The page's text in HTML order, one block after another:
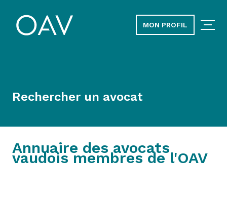
MON PROFIL
Rechercher un avocat
Annuaire des avocats
vaudois membres de l'OAV